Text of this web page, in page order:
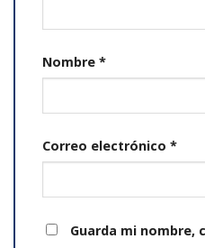
Nombre *
Correo electrónico *
Guarda mi nombre,